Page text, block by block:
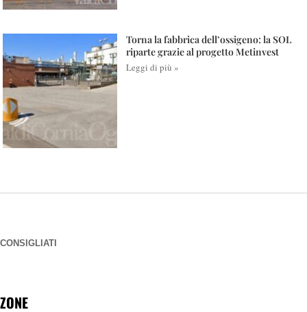
Torna la fabbrica dell’ossigeno: la SOL
riparte grazie al progetto Metinvest
Leggi di più »
CONSIGLIATI
ZONE